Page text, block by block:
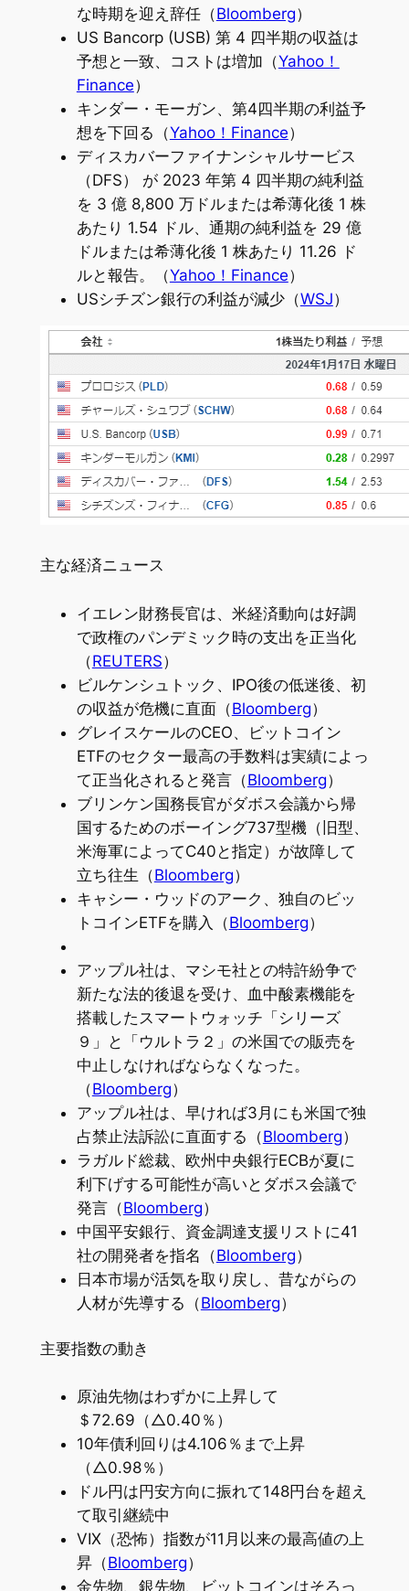
な時期を迎え辞任（Bloomberg）
US Bancorp (USB) 第 4 四半期の収益は
予想と一致、コストは増加（Yahoo！
Finance）
キンダー・モーガン、第4四半期の利益予
想を下回る（Yahoo！Finance）
ディスカバーファイナンシャルサービス
（DFS） が 2023 年第 4 四半期の純利益
を 3 億 8,800 万ドルまたは希薄化後 1 株
あたり 1.54 ドル、通期の純利益を 29 億
ドルまたは希薄化後 1 株あたり 11.26 ド
ルと報告。（Yahoo！Finance）
USシチズン銀行の利益が減少（WSJ）
主な経済ニュース
イエレン財務長官は、米経済動向は好調
で政権のパンデミック時の支出を正当化
（REUTERS）
ビルケンシュトック、IPO後の低迷後、初
の収益が危機に直面（Bloomberg）
グレイスケールのCEO、ビットコイン
ETFのセクター最高の手数料は実績によっ
て正当化されると発言（Bloomberg）
ブリンケン国務長官がダボス会議から帰
国するためのボーイング737型機（旧型、
米海軍によってC40と指定）が故障して
立ち往生（Bloomberg）
キャシー・ウッドのアーク、独自のビッ
トコインETFを購入（Bloomberg）
アップル社は、マシモ社との特許紛争で
新たな法的後退を受け、血中酸素機能を
搭載したスマートウォッチ「シリーズ
９」と「ウルトラ２」の米国での販売を
中止しなければならなくなった。
（Bloomberg）
アップル社は、早ければ3月にも米国で独
占禁止法訴訟に直面する（Bloomberg）
ラガルド総裁、欧州中央銀行ECBが夏に
利下げする可能性が高いとダボス会議で
発言（Bloomberg）
中国平安銀行、資金調達支援リストに41
社の開発者を指名（Bloomberg）
日本市場が活気を取り戻し、昔ながらの
人材が先導する（Bloomberg）
主要指数の動き
原油先物はわずかに上昇して
＄72.69（△0.40％）
10年債利回りは4.106％まで上昇
（△0.98％）
ドル円は円安方向に振れて148円台を超え
て取引継続中
VIX（恐怖）指数が11月以来の最高値の上
昇（Bloomberg）
金先物、銀先物、ビットコインはそろっ